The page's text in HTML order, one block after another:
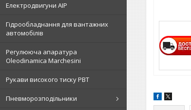
Електродвигуни АІР
Гідрообладнання для вантажних
автомобілів
Регулююча апаратура
Oleodinamica Marchesini
Рукави високого тиску РВТ
Пневморозподільники